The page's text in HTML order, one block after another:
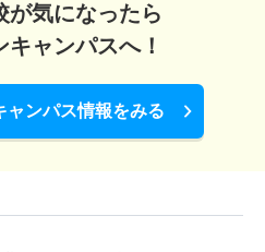
が気になったら
キャンパスへ！
ャンパス情報をみる